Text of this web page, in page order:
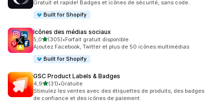
Gratuit et rapide! Badges et icônes de sécurité, sans code.
Built for Shopify
Icônes des médias sociaux
5,0étoile(s) sur 5
(305)
305 avis au total
•Forfait gratuit disponible
Ajoutez Facebook, Twitter et plus de 50 icônes multimédias
Built for Shopify
GSC Product Labels & Badges
4,9étoile(s) sur 5
(31)
31 avis au total
•Gratuite
Stimulez les ventes avec des étiquettes de produits, des badges
de confiance et des icônes de paiement